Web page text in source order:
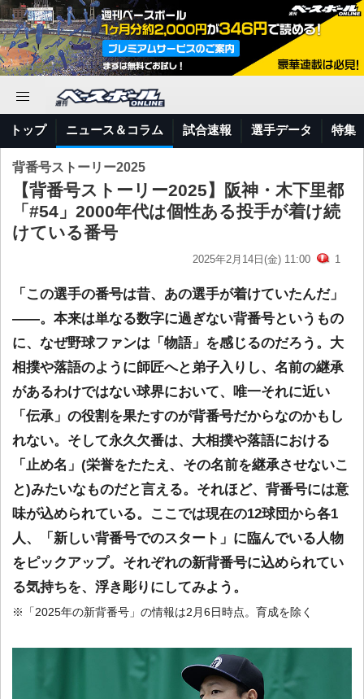
トップ ニュース＆コラム 試合速報 選手データ 特集
背番号ストーリー2025
【背番号ストーリー2025】阪神・木下里都
「#54」2000年代は個性ある投手が着け続
けている番号
2025年2月14日(金) 11:00 1
「この選手の番号は昔、あの選手が着けていたんだ」
――。本来は単なる数字に過ぎない背番号というもの
に、なぜ野球ファンは「物語」を感じるのだろう。大
相撲や落語のように師匠へと弟子入りし、名前の継承
があるわけではない球界において、唯一それに近い
「伝承」の役割を果たすのが背番号だからなのかもし
れない。そして永久欠番は、大相撲や落語における
「止め名」(栄誉をたたえ、その名前を継承させないこ
と)みたいなものだと言える。それほど、背番号には意
味が込められている。ここでは現在の12球団から各1
人、「新しい背番号でのスタート」に臨んでいる人物
をピックアップ。それぞれの新背番号に込められてい
る気持ちを、浮き彫りにしてみよう。
※「2025年の新背番号」の情報は2月6日時点。育成を除く